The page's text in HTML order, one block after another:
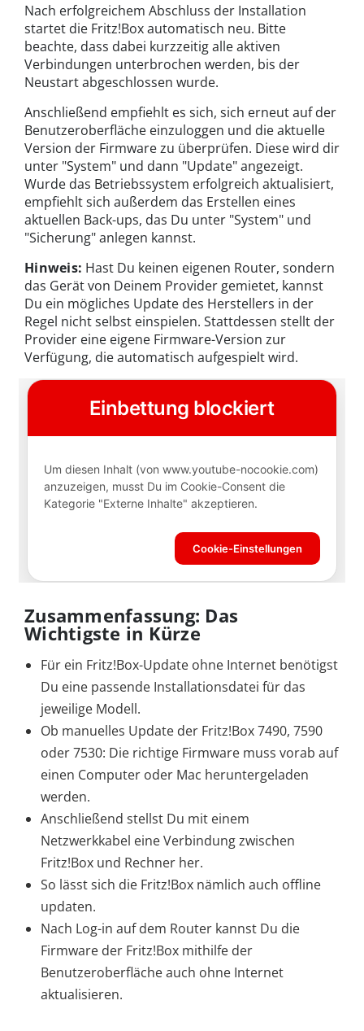
Nach erfolgreichem Abschluss der Installation
startet die Fritz!Box automatisch neu. Bitte
beachte, dass dabei kurzzeitig alle aktiven
Verbindungen unterbrochen werden, bis der
Neustart abgeschlossen wurde.
Anschließend empfiehlt es sich, sich erneut auf der
Benutzeroberfläche einzuloggen und die aktuelle
Version der Firmware zu überprüfen. Diese wird dir
unter "System" und dann "Update" angezeigt.
Wurde das Betriebssystem erfolgreich aktualisiert,
empfiehlt sich außerdem das Erstellen eines
aktuellen Back-ups, das Du unter "System" und
"Sicherung" anlegen kannst.
Hinweis: Hast Du keinen eigenen Router, sondern
das Gerät von Deinem Provider gemietet, kannst
Du ein mögliches Update des Herstellers in der
Regel nicht selbst einspielen. Stattdessen stellt der
Provider eine eigene Firmware-Version zur
Verfügung, die automatisch aufgespielt wird.
Zusammenfassung: Das
Wichtigste in Kürze
Für ein Fritz!Box-Update ohne Internet benötigst
Du eine passende Installationsdatei für das
jeweilige Modell.
Ob manuelles Update der Fritz!Box 7490, 7590
oder 7530: Die richtige Firmware muss vorab auf
einen Computer oder Mac heruntergeladen
werden.
Anschließend stellst Du mit einem
Netzwerkkabel eine Verbindung zwischen
Fritz!Box und Rechner her.
So lässt sich die Fritz!Box nämlich auch offline
updaten.
Nach Log-in auf dem Router kannst Du die
Firmware der Fritz!Box mithilfe der
Benutzeroberfläche auch ohne Internet
aktualisieren.